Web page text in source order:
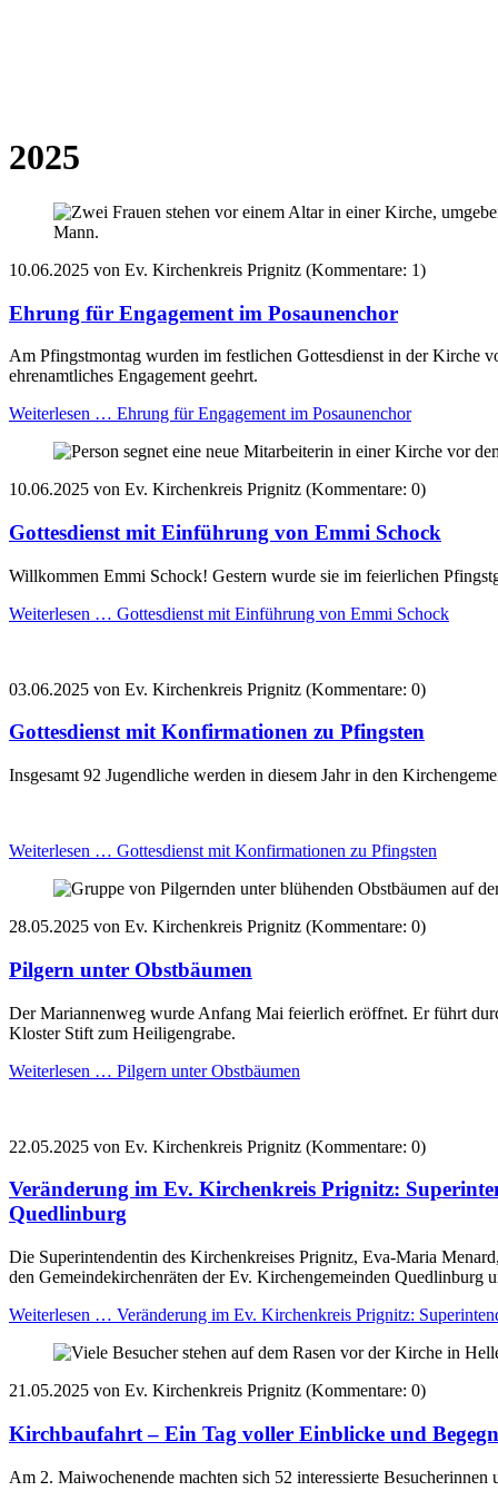
2025
10.06.2025 von Ev. Kirchenkreis Prignitz (Kommentare: 1)
Ehrung für Engagement im Posaunenchor
Am Pfingstmontag wurden im festlichen Gottesdienst in der Kirche
ehrenamtliches Engagement geehrt.
Weiterlesen … Ehrung für Engagement im Posaunenchor
10.06.2025 von Ev. Kirchenkreis Prignitz (Kommentare: 0)
Gottesdienst mit Einführung von Emmi Schock
Willkommen Emmi Schock! Gestern wurde sie im feierlichen
Weiterlesen … Gottesdienst mit Einführung von Emmi Schock
03.06.2025 von Ev. Kirchenkreis Prignitz (Kommentare: 0)
Gottesdienst mit Konfirmationen zu Pfingsten
Insgesamt 92 Jugendliche werden in diesem Jahr in den
Weiterlesen … Gottesdienst mit Konfirmationen zu Pfingsten
28.05.2025 von Ev. Kirchenkreis Prignitz (Kommentare: 0)
Pilgern unter Obstbäumen
Der Mariannenweg wurde Anfang Mai feierlich eröffnet. Er führt
Kloster Stift zum Heiligengrabe.
Weiterlesen … Pilgern unter Obstbäumen
22.05.2025 von Ev. Kirchenkreis Prignitz (Kommentare: 0)
Veränderung im Ev. Kirchenkreis Prignitz:
Quedlinburg
Die Superintendentin des Kirchenkreises Prignitz, Eva-Maria
den Gemeindekirchenräten der Ev. Kirchengemeinden Quedlinburg
Weiterlesen … Veränderung im Ev. Kirchenkreis Prignitz:
21.05.2025 von Ev. Kirchenkreis Prignitz (Kommentare: 0)
Kirchbaufahrt – Ein Tag voller Einblicke und
Am 2. Maiwochenende machten sich 52 interessierte